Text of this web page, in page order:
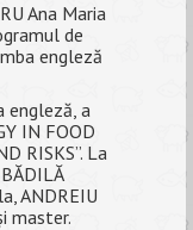
Ana Maria
de
engleză
engleză, a
IN FOOD
RISKS”. La
ANDREIU
master.